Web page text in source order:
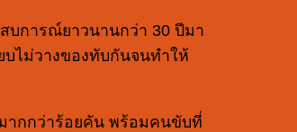
บการณ์ยาวนานกว่า 30 ปีมา
ไม่วางของทับกันจนทำให้
มากกว่าร้อยคัน พร้อมคนขับที่